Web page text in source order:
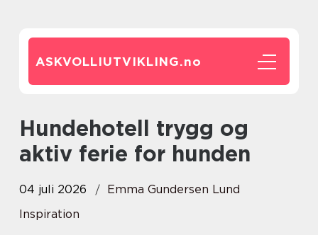
ASKVOLLIUTVIKLING.no
Hundehotell trygg og
aktiv ferie for hunden
04 juli 2026
Emma Gundersen Lund
Inspiration